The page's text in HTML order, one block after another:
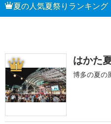
夏の人気夏祭りランキング
1 はかた
博多の夏の